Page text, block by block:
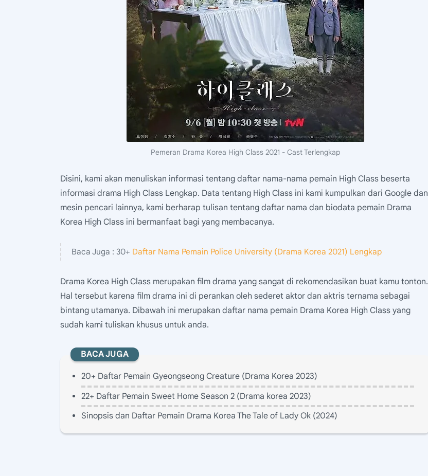
Pemeran Drama Korea High Class 2021 - Cast Terlengkap
Disini, kami akan menuliskan informasi tentang daftar nama-nama pemain High Class beserta
informasi drama High Class Lengkap. Data tentang High Class ini kami kumpulkan dari Google dan
mesin pencari lainnya, kami berharap tulisan tentang daftar nama dan biodata pemain Drama
Korea High Class ini bermanfaat bagi yang membacanya.
Baca Juga : 30+ Daftar Nama Pemain Police University (Drama Korea 2021) Lengkap
Drama Korea High Class merupakan film drama yang sangat di rekomendasikan buat kamu tonton.
Hal tersebut karena film drama ini di perankan oleh sederet aktor dan aktris ternama sebagai
bintang utamanya. Dibawah ini merupakan daftar nama pemain Drama Korea High Class yang
sudah kami tuliskan khusus untuk anda.
BACA JUGA
20+ Daftar Pemain Gyeongseong Creature (Drama Korea 2023)
22+ Daftar Pemain Sweet Home Season 2 (Drama korea 2023)
Sinopsis dan Daftar Pemain Drama Korea The Tale of Lady Ok (2024)